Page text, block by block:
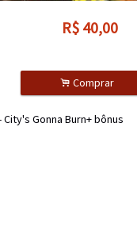
R$ 40,00
. Comprar
City's Gonna Burn+ bônus